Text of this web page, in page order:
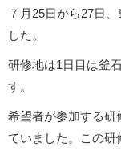
７月25日から27日
した。
研修地は1日目は釜
す。
希望者が参加する研
ていました。この研